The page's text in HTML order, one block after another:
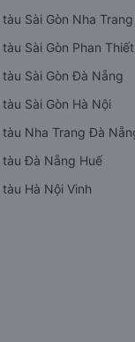
tàu Sài Gòn Nha Trang
tàu Sài Gòn Phan Thiết
tàu Sài Gòn Đà Nẵng
tàu Sài Gòn Hà Nội
tàu Nha Trang Đà
tàu Đà Nẵng Huế
tàu Hà Nội Vinh